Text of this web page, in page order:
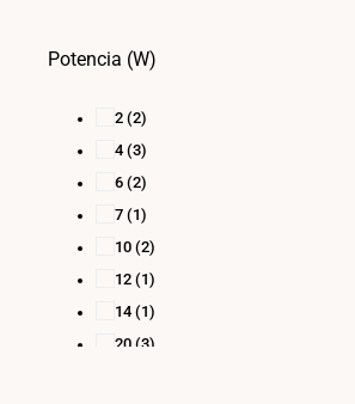
Potencia (W)
2 (2)
4 (3)
6 (2)
7 (1)
10 (2)
12 (1)
14 (1)
20 (3)